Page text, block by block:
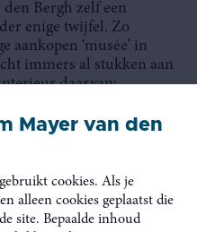
Mayer van den
cookies. Als je
alleen cookies geplaatst die
site. Bepaalde inhoud
Bergh zelf een
enige twijfel. Zo
aankopen ‘musée’ in
immers al stukken aan
daarvan:
van de grote charmes
In welke stijl weten we